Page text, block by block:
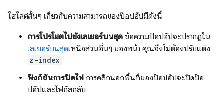
ไฮไลต์สั้นๆ เกี่ยวกับความสามารถของป๊อปอัปมีดังนี้
การโปรโมตไปยังเลเยอร์บนสุด ข้อความป๊อปอัปจะปรากฏใน
เลเยอร์บนสุดเหนือส่วนอื่นๆ ของหน้า คุณจึงไม่ต้องปรับแต่ง
z-index
ฟังก์ชันการปิดไฟ การคลิกนอกพื้นที่ของป๊อปอัปจะปิดป๊อ
ปอัปและโฟกัสกลับ